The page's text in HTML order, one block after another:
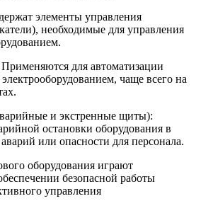
элементы управления
необходимые для управления
для автоматизации
чаще всего на
и экстренные щиты):
остановки оборудования в
или опасности для персонала.
оборудования играют
безопасной работы
управления